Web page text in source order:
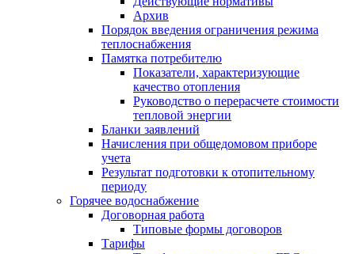
Архив
Порядок введения ограничения режима
теплоснабжения
Памятка потребителю
Показатели, характеризующие
качество отопления
Руководство о перерасчете стоимости
тепловой энергии
Бланки заявлений
Начисления при общедомовом приборе
учета
Результат подготовки к отопительному
периоду
Горячее водоснабжение
Договорная работа
Типовые формы договоров
Тарифы